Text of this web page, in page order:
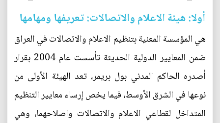
أولا: هيئة الاعلام والاتصالات: تعريفها ومهامها
هي المؤسسة المعنية بتنظيم الاعلام والاتصالات في العراق
ضمن المعايير الدولية الحديثة تأسست عام 2004 بقرار
أصدره الحاكم المدني بول بريمر، تعد الهيئة الأولى من
نوعها في الشرق الأوسط، فيما يخص إرساء معايير التنظيم
المتداخل لقطاعي الاعلام والاتصالات واصلاحهما، وهي